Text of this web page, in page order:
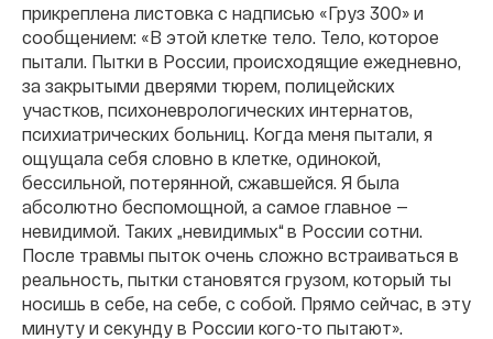
прикреплена листовка с надписью «Груз 300» и
сообщением: «В этой клетке тело. Тело, которое
пытали. Пытки в России, происходящие ежедневно,
за закрытыми дверями тюрем, полицейских
участков, психоневрологических интернатов,
психиатрических больниц. Когда меня пытали, я
ощущала себя словно в клетке, одинокой,
бессильной, потерянной, сжавшейся. Я была
абсолютно беспомощной, а самое главное —
невидимой. Таких „невидимых“ в России сотни.
После травмы пыток очень сложно встраиваться в
реальность, пытки становятся грузом, который ты
носишь в себе, на себе, с собой. Прямо сейчас, в эту
минуту и секунду в России кого-то пытают».